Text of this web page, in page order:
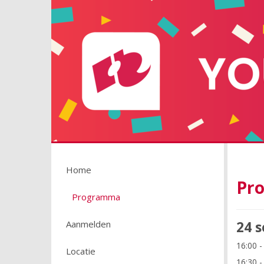
Home
Programma
Aanmelden
Locatie
24
16:00